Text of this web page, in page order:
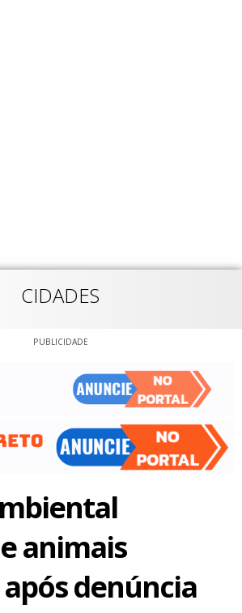
CIDADES
PUBLICIDADE
animais
denúncia